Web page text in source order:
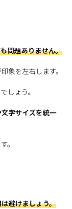
問題ありません。
象を左右します。
しょう。
字サイズを統一
。
避けましょう。